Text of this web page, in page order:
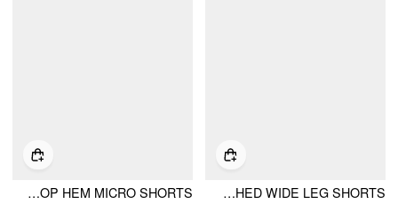
DENIM PLEATED LOW RISE RUCHED WIDE LEG SHORTS
DENIM LOW RISE EMBROIDERY FLORAL SCALLOP HEM MICRO SHORTS